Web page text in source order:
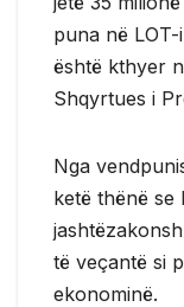
puna në LOT-
është kthyer
Shqyrtues i
Nga
ketë thënë se
të veçantë si
ekonominë.